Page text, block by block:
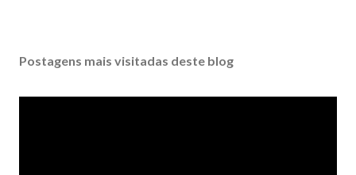
Postagens mais visitadas deste blog